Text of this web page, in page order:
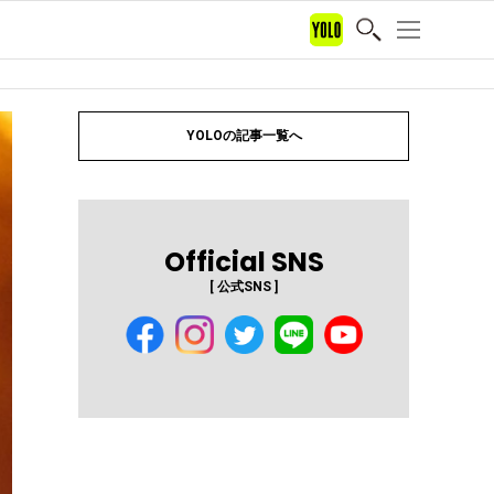
YOLOの記事一覧へ
Official SNS
[ 公式SNS ]